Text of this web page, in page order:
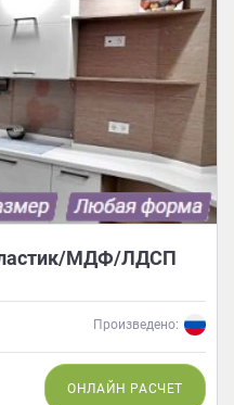
МДФ/ЛДСП
Произведено:
ОНЛАЙН РАСЧЕТ